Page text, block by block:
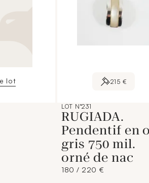
lot 215 €
LOT N°231
RUGIADA.
Pendentif en
gris 750 mil.
orné de nac
180 / 220 €